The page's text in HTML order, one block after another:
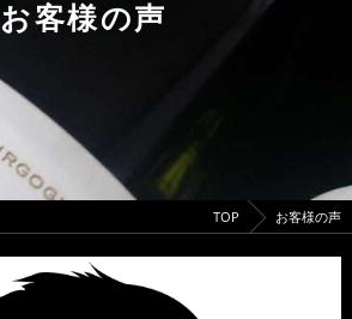
お客様の声
TOP お客様の声